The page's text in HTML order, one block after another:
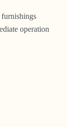
operation